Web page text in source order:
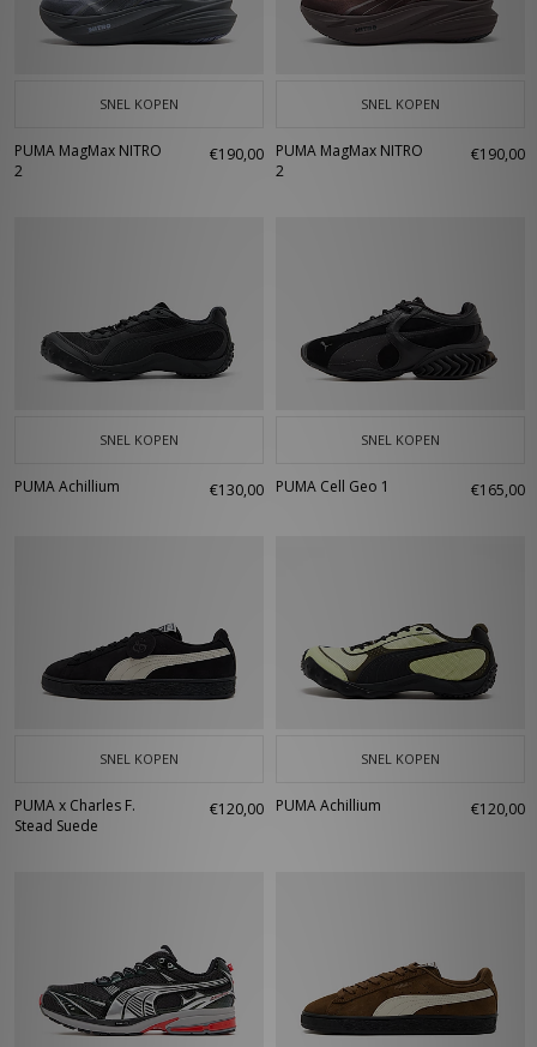
SNEL KOPEN
PUMA MagMax NITRO
2
€190,00
SNEL KOPEN
PUMA MagMax NITRO
2
€190,00
SNEL KOPEN
PUMA Achillium €130,00
SNEL KOPEN
PUMA Cell Geo 1 €165,00
SNEL KOPEN
PUMA x Charles F.
Stead Suede
€120,00
SNEL KOPEN
PUMA Achillium €120,00